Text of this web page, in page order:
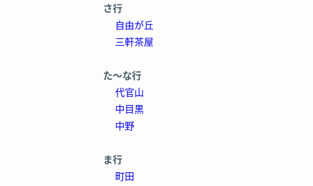
YOSHIDA GYM(ヨシダジム)
RIZAP(ライザップ)新宿店
AFTER PERSONAL(アフターパーソナル)
EZIL(エジル)自由が丘スタジオ
さ行
自由が丘
三軒茶屋
た～な行
代官山
中目黒
中野
ま行
町田